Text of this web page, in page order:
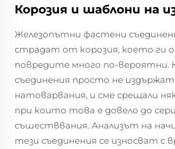
Корозия и шаблони на
Железопътни фастени
страдат от корозия, което ги
повредите много по-вероятни.
съединения просто не
натоварвания, и сме срещали
при които това е довело до
съшестввания. Анализът на
тези съединения се износват с